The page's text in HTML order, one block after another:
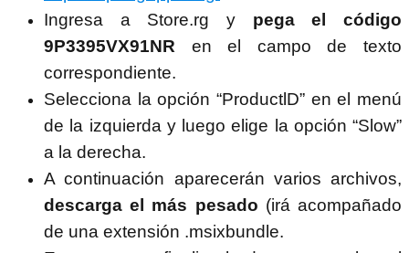
Ingresa a Store.rg y pega el código
9P3395VX91NR en el campo de texto
correspondiente.
Selecciona la opción “ProductlD” en el menú
de la izquierda y luego elige la opción “Slow”
a la derecha.
A continuación aparecerán varios archivos,
descarga el más pesado (irá acompañado
de una extensión .msixbundle.